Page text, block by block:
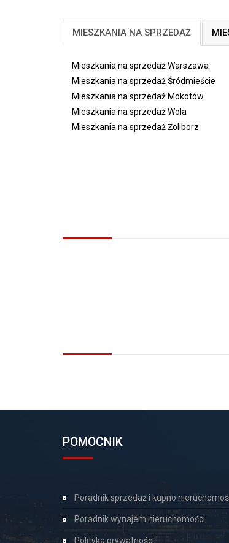
MIESZKANIA NA SPRZEDAŻ
Mieszkania na sprzedaż Warszawa
Mieszkania na sprzedaż Śródmieście
Mieszkania na sprzedaż Mokotów
Mieszkania na sprzedaż Wola
Mieszkania na sprzedaż Żoliborz
POMOCNIK
Poradnik sprzedaż i kupno
Poradnik wynajem nieruchomości
Polityka prywatności